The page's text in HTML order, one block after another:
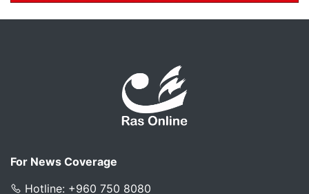
For News Coverage
Hotline: +960 750 8080